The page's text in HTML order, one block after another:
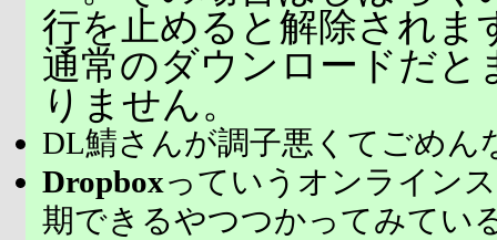
行を止めると解除されま
通常のダウンロードだと
りません。
DL鯖さんが調子悪くてごめん
Dropboxっていうオンライン
期できるやつつかってみてい